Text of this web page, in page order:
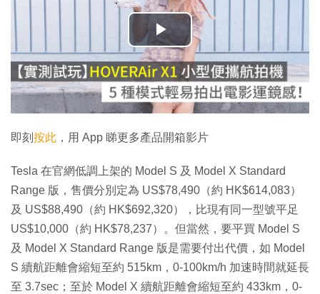
播
放
影
片
即刻 按此 ，用 App 睇更多產品開箱影片
Tesla 在官網低調上架的 Model S 及 Model X Standard
Range 版，售價分別定為 US$78,490（約 HK$614,083）
及 US$88,490（約 HK$692,320），比現有同一型號平足
US$10,000（約 HK$78,237）。但當然，要平買 Model S
及 Model X Standard Range 版是需要付出代價，如 Model
S 續航距離會縮短至約 515km，0-100km/h 加速時間就延長
至 3.7sec；至於 Model X 續航距離會縮短至約 433km，0-